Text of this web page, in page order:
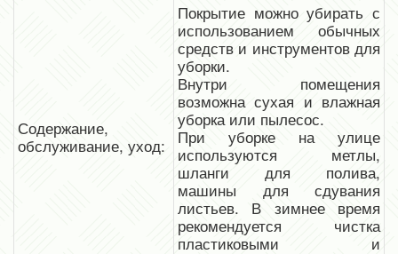
Содержание,
обслуживание, уход:
Покрытие можно убирать с
использованием обычных
средств и инструментов для
уборки.
Внутри помещения
возможна сухая и влажная
уборка или пылесос.
При уборке на улице
используются метлы,
шланги для полива,
машины для сдувания
листьев. В зимнее время
рекомендуется чистка
пластиковыми и